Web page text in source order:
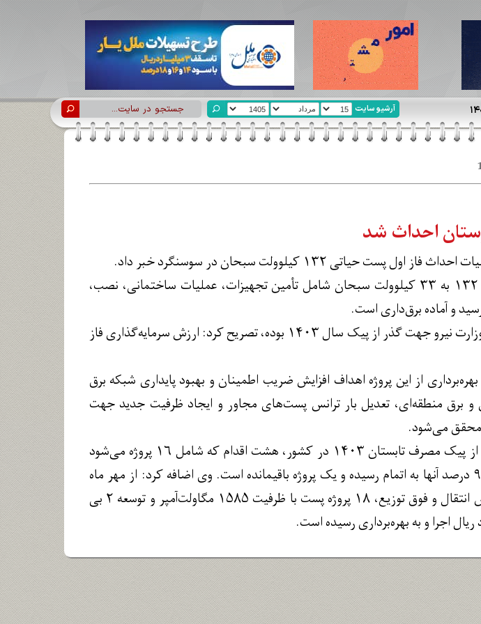
آرشیو سایت
احداث شد
۱۳۲ کیلوولت سبحان در سوسنگرد خبر داد.
علی اسدی بیان کرد: عملیات احداث فاز اول پست ۱۳۲ به ۳۳ کیلوولت سبحان شامل تأمین تجهیزات، عملیات ساختمانی، نصب،
وی با بیان اینکه این پروژه از پروژه‌های حیاتی ابلاغی وزارت نیرو جهت گذر از پیک سال ۱۴۰۳ بوده، تصریح کرد: ارزش سرمایه‌گذاری فاز
از این پروژه اهداف افزایش ضریب اطمینان و بهبود پایداری شبکه برق
و برق منطقه‌ای، تعدیل بار ترانس پست‌های مجاور و ایجاد ظرفیت جدید جهت
محقق می‌شود.
اسدی بیان کرد: از ۱۸۰ اقدام وزارت نیرو برای گذر از پیک مصرف تابستان ۱۴۰۳ در کشور، هشت اقدام که شامل ۱۶ پروژه می‌شود
مربوط به برق منطقه‌ای خوزستان بوده که بیش از ۹۵ درصد آنها به اتمام رسیده و یک پروژه باقیمانده است. وی اضافه کرد: از مهر ماه
۱۴۰۲ تاکنون با احتساب ظرفیت پست فوق در بخش انتقال و فوق توزیع، ۱۸ پروژه پست با ظرفیت ۱۵۸۵ مگاولت‌آمپر و توسعه ۲ بی